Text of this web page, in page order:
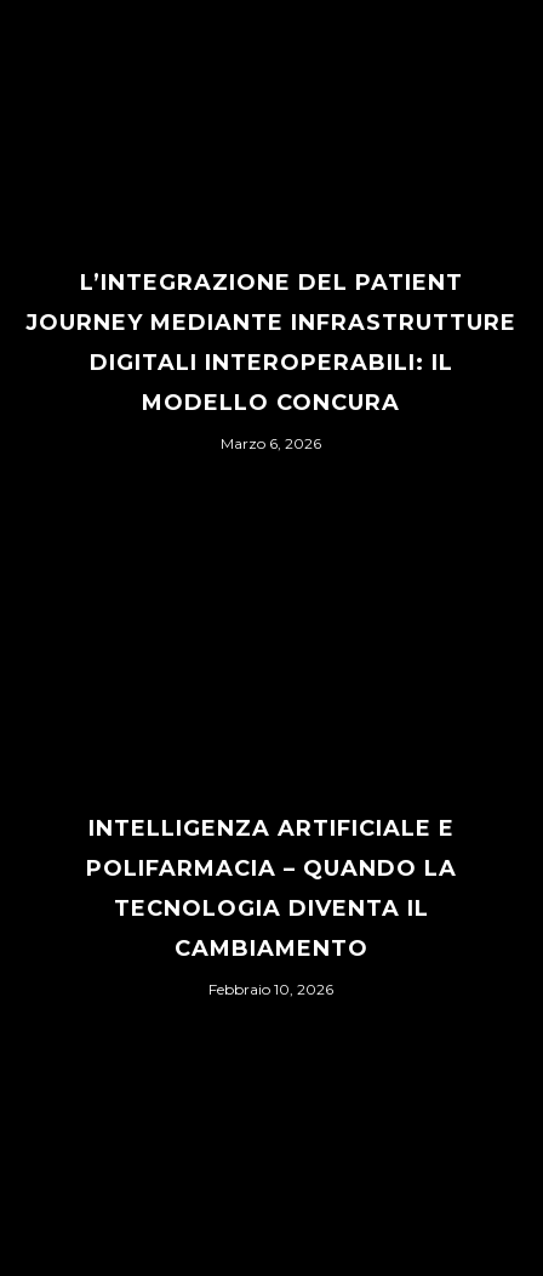
L’INTEGRAZIONE DEL PATIENT
JOURNEY MEDIANTE INFRASTRUTTURE
DIGITALI INTEROPERABILI: IL
MODELLO CONCURA
Marzo 6, 2026
INTELLIGENZA ARTIFICIALE E
POLIFARMACIA – QUANDO LA
TECNOLOGIA DIVENTA IL
CAMBIAMENTO
Febbraio 10, 2026